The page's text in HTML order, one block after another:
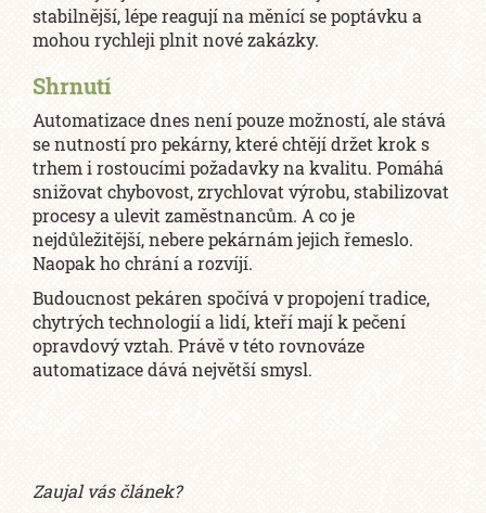
stabilnější, lépe reagují na měnící se poptávku a
mohou rychleji plnit nové zakázky.
Shrnutí
Automatizace dnes není pouze možností, ale stává
se nutností pro pekárny, které chtějí držet krok s
trhem i rostoucími požadavky na kvalitu. Pomáhá
snižovat chybovost, zrychlovat výrobu, stabilizovat
procesy a ulevit zaměstnancům. A co je
nejdůležitější, nebere pekárnám jejich řemeslo.
Naopak ho chrání a rozvíjí.
Budoucnost pekáren spočívá v propojení tradice,
chytrých technologií a lidí, kteří mají k pečení
opravdový vztah. Právě v této rovnováze
automatizace dává největší smysl.
Zaujal vás článek?